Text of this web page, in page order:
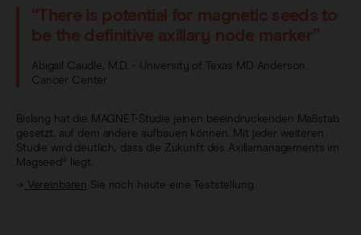
“There is potential for magnetic seeds to
be the definitive axillary node marker”
Abigail Caudle, M.D. - University of Texas MD Anderson
Cancer Center
Bislang hat die MAGNET-Studie jeinen beeindruckenden Maßstab
gesetzt, auf dem andere aufbauen können. Mit jeder weiteren
Studie wird deutlich, dass die Zukunft des Axillamanagements im
Magseed® liegt.
→ Vereinbaren Sie noch heute eine Teststellung